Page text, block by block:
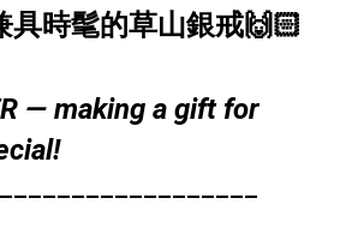
具時髦的草山銀戒🙌🏻
— making a gift for